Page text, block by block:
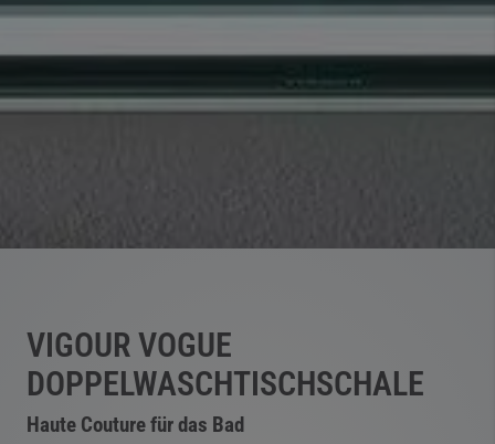
VIGOUR VOGUE
DOPPELWASCHTISCHSCHALE
Haute Couture für das Bad